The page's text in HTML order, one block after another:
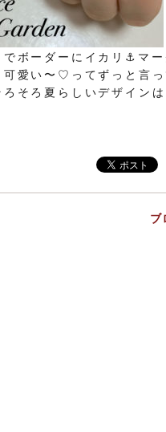
ボーダーにイカリ⚓︎マー
可愛い〜♡ってずっと言
そろ夏らしいデザイン
ブ